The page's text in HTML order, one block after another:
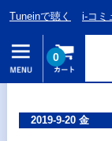
Tuneinで聴く i-コミ
0
2019-9-20 金